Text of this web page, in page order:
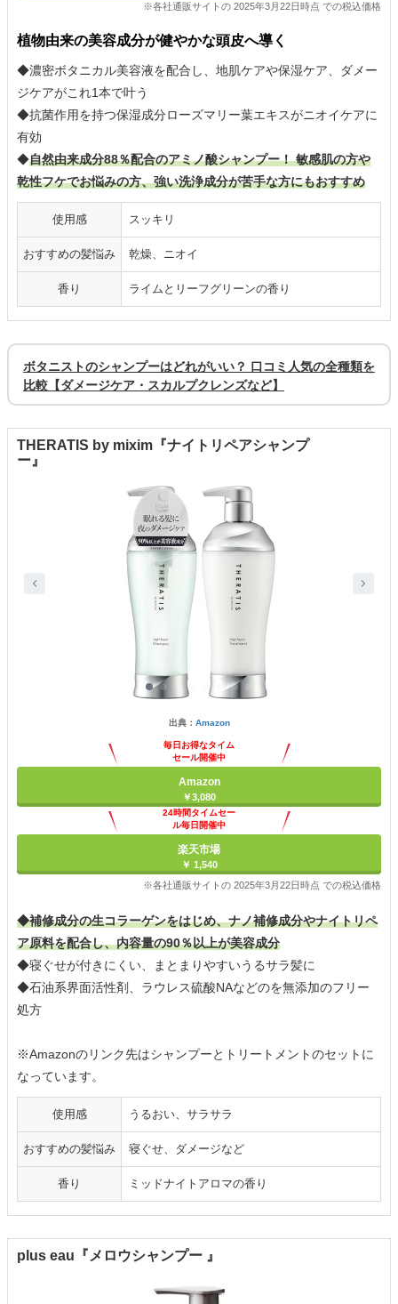
※各社通販サイトの 2025年3月22日時点 での税込価格
植物由来の美容成分が健やかな頭皮へ導く
◆濃密ボタニカル美容液を配合し、地肌ケアや保湿ケア、ダメー
ジケアがこれ1本で叶う
◆抗菌作用を持つ保湿成分ローズマリー葉エキスがニオイケアに
有効
◆自然由来成分88％配合のアミノ酸シャンプー！ 敏感肌の方や
乾性フケでお悩みの方、強い洗浄成分が苦手な方にもおすすめ
使用感 スッキリ
おすすめの髪悩み 乾燥、ニオイ
香り ライムとリーフグリーンの香り
ボタニストのシャンプーはどれがいい？ 口コミ人気の全種類を
比較【ダメージケア・スカルプクレンズなど】
THERATIS by mixim『ナイトリペアシャンプ
ー』
出典： Amazon
毎日お得なタイム
セール開催中
Amazon
￥3,080
24時間タイムセー
ル毎日開催中
楽天市場
￥ 1,540
※各社通販サイトの 2025年3月22日時点 での税込価格
◆補修成分の生コラーゲンをはじめ、ナノ補修成分やナイトリペ
ア原料を配合し、内容量の90％以上が美容成分
◆寝ぐせが付きにくい、まとまりやすいうるサラ髪に
◆石油系界面活性剤、ラウレス硫酸NAなどのを無添加のフリー
処方
※Amazonのリンク先はシャンプーとトリートメントのセットに
なっています。
使用感 うるおい、サラサラ
おすすめの髪悩み 寝ぐせ、ダメージなど
香り ミッドナイトアロマの香り
plus eau『メロウシャンプー 』